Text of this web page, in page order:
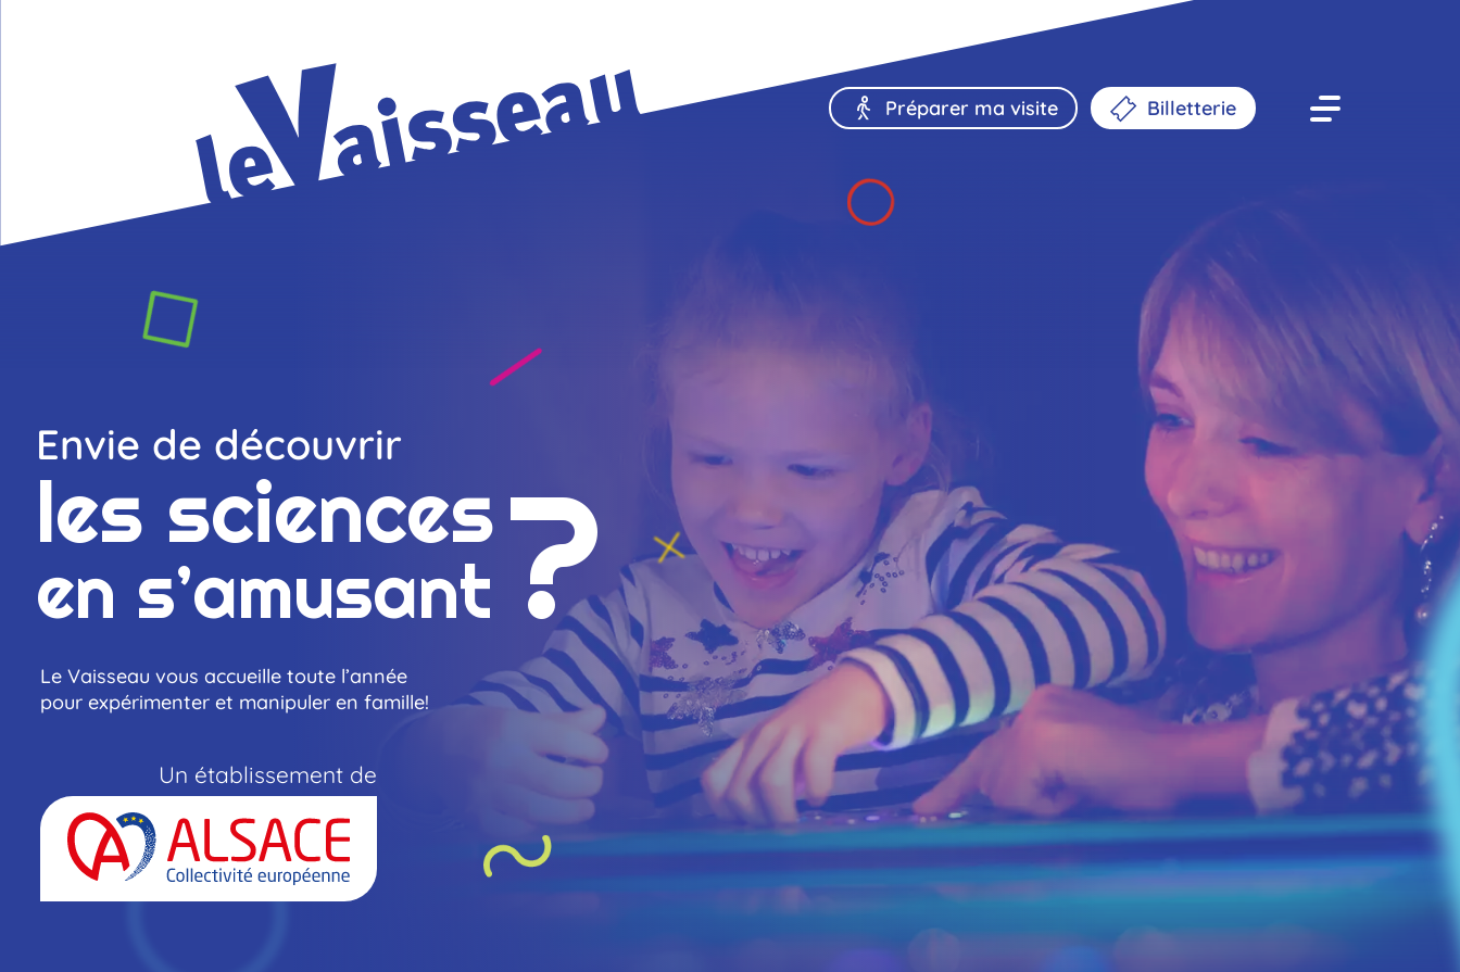
Préparer ma visite Billetterie
Le
Vaisseau.
Envie de découvrir
les sciences
en s’amusant ?
Le Vaisseau vous accueille toute l’année
pour expérimenter et manipuler en famille!
Un établissement de